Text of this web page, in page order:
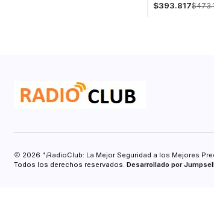
$393.817
2026 "¡RadioClub: La Mejor Seguridad a los Mejores
Todos los derechos reservados. Desarrollado por